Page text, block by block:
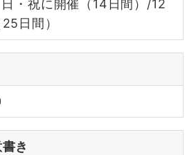
・祝に開催（14日間）/12
日間）
き